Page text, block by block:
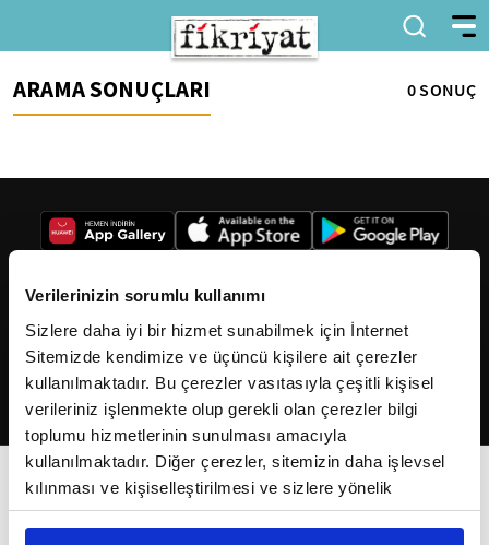
Verilerinizin sorumlu kullanımı
Sizlere daha iyi bir hizmet sunabilmek için İnternet
Sitemizde kendimize ve üçüncü kişilere ait çerezler
kullanılmaktadır. Bu çerezler vasıtasıyla çeşitli kişisel
verileriniz işlenmekte olup gerekli olan çerezler bilgi
toplumu hizmetlerinin sunulması amacıyla
kullanılmaktadır. Diğer çerezler, sitemizin daha işlevsel
kılınması ve kişiselleştirilmesi ve sizlere yönelik
reklam/pazarlama faaliyetlerinin yapılması, amaçlarıyla
ARAMA SONUÇLARI 0 SONUÇ
2026Fikriyat. Tüm hakları saklıdır.